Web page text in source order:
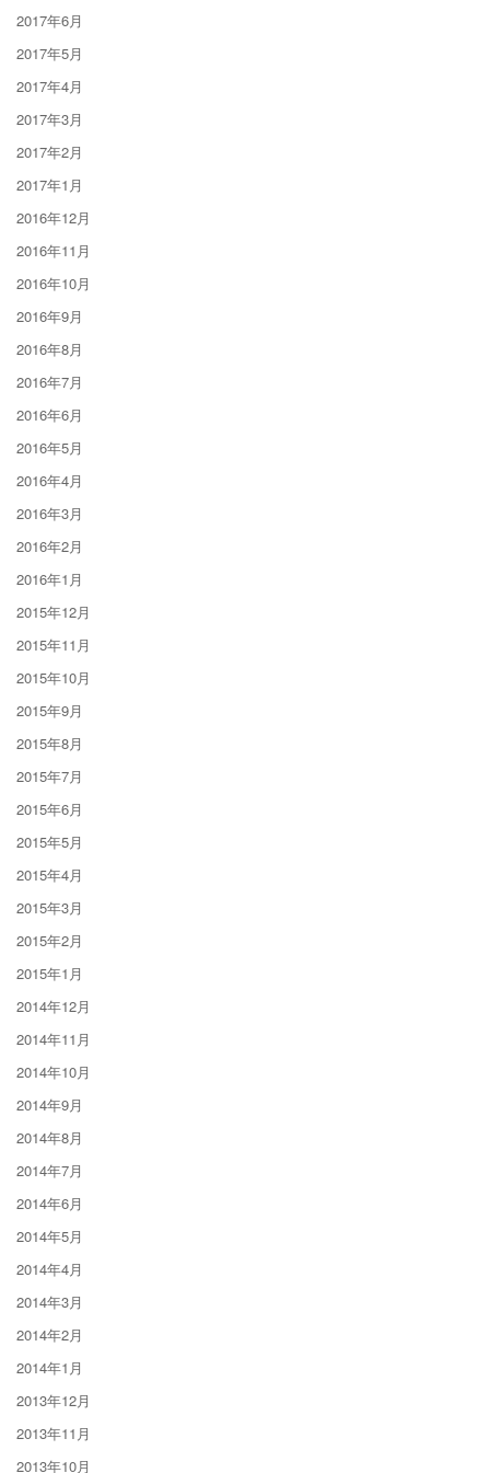
2017年6月
2017年5月
2017年4月
2017年3月
2017年2月
2017年1月
2016年12月
2016年11月
2016年10月
2016年9月
2016年8月
2016年7月
2016年6月
2016年5月
2016年4月
2016年3月
2016年2月
2016年1月
2015年12月
2015年11月
2015年10月
2015年9月
2015年8月
2015年7月
2015年6月
2015年5月
2015年4月
2015年3月
2015年2月
2015年1月
2014年12月
2014年11月
2014年10月
2014年9月
2014年8月
2014年7月
2014年6月
2014年5月
2014年4月
2014年3月
2014年2月
2014年1月
2013年12月
2013年11月
2013年10月